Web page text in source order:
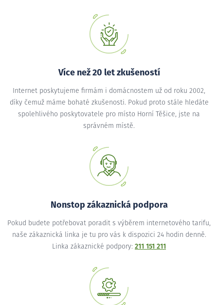
Více než 20 let zkušeností
Internet poskytujeme firmám i domácnostem už od roku 2002,
díky čemuž máme bohaté zkušenosti. Pokud proto stále hledáte
spolehlivého poskytovatele pro místo Horní Těšice, jste na
správném místě.
Nonstop zákaznická podpora
Pokud budete potřebovat poradit s výběrem internetového tarifu,
naše zákaznická linka je tu pro vás k dispozici 24 hodin denně.
Linka zákaznické podpory: 211 151 211